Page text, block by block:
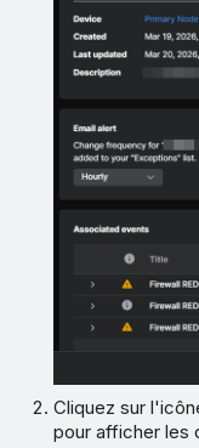
Cliquez sur
pour afficher les